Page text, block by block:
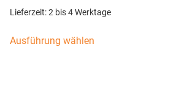
Lieferzeit:2 bis 4 Werktage
Ausführung wählen